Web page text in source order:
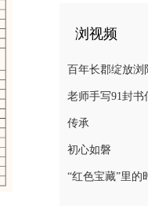
浏视频
百年长郡绽放浏
老师手写91封
传承
初心如磐
“红色宝藏”里的